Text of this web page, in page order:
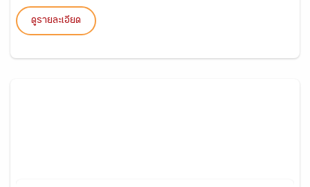
ดูรายละเอียด